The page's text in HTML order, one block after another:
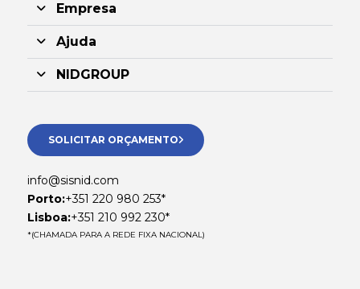
Empresa
Ajuda
NIDGROUP
SOLICITAR ORÇAMENTO
info@sisnid.com
Porto:+351 220 980 253*
Lisboa:+351 210 992 230*
*(CHAMADA PARA A REDE FIXA NACIONAL)